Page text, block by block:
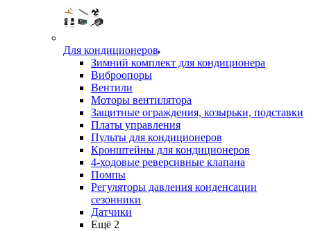
Для кондиционеров
Зимний комплект для кондиционера
Виброопоры
Вентили
Моторы вентилятора
Защитные ограждения, козырьки, подставки
Платы управления
Пульты для кондиционеров
Кронштейны для кондиционеров
4-ходовые реверсивные клапана
Помпы
Регуляторы давления конденсации
сезонники
Датчики
Ещё 2